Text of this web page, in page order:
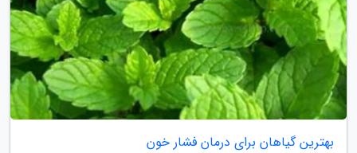
بهترین گیاهان برای درمان فشار خون